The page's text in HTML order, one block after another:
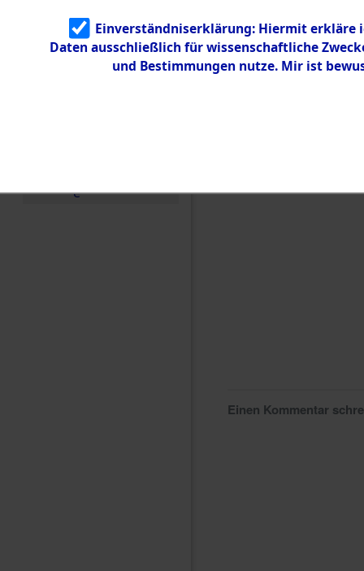
Identifizierun
g
5.3.3
Todesmärsch
e
Einen Kommentar
Einverständniserklärung: Hiermit erkläre
Daten ausschließlich für wissenschaftliche
und Bestimmungen nutze. Mir ist